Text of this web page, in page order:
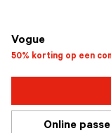
Vogue
50% korting op een
Online